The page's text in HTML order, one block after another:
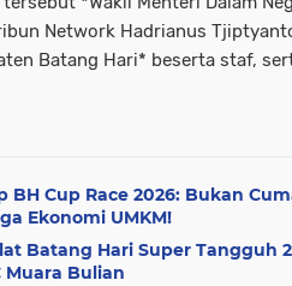
Network Hadrianus
Batang Hari* beserta staf,
Cup Race 2026: Bukan
Ekonomi UMKM!
Batang Hari Super Tangguh
Muara Bulian